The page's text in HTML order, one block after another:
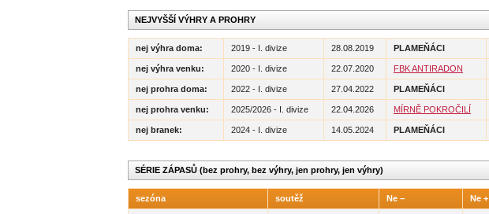
NEJVYŠŠÍ VÝHRY A PROHRY
nej výhra doma: 2019 - I. divize 28.08.2019 PLAMEŇÁCI
nej výhra venku: 2020 - I. divize 22.07.2020 FBK ANTIRADON
nej prohra doma: 2022 - I. divize 27.04.2022 PLAMEŇÁCI
nej prohra venku: 2025/2026 - I. divize 22.04.2026 MÍRNĚ POKROČILÍ
nej branek: 2024 - I. divize 14.05.2024 PLAMEŇÁCI
SÉRIE ZÁPASŮ (bez prohry, bez výhry, jen prohry, jen výhry)
sezóna soutěž Ne − Ne +